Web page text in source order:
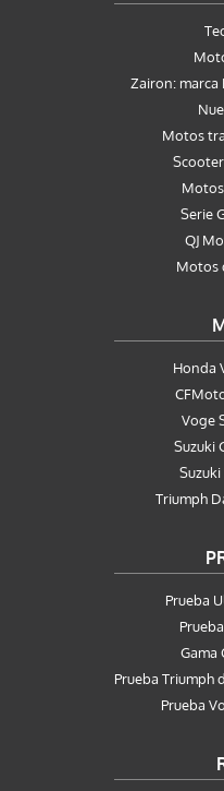
Zairon: marca
Motos
Serie
QJ
Motos
Honda
Voge
Suzuki
Suzuki
Triumph
Prueba
Gama
Prueba Triumph
Prueba